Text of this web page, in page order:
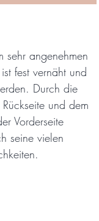
sehr angenehmen
fest vernäht und
Durch die
und dem
Vorderseite
seine vielen